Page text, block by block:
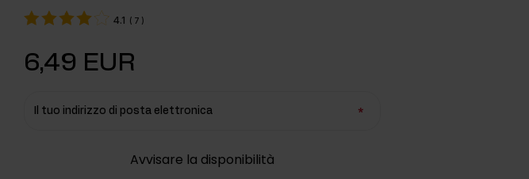
4.1 ( 7 )
6,49 EUR
Il tuo indirizzo di posta elettronica
Avvisare la disponibilità